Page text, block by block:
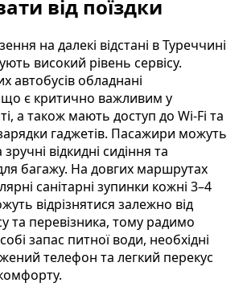
від поїздки
на далекі відстані в Туреччині
високий рівень сервісу.
автобусів обладнані
є критично важливим у
а також мають доступ до Wi-Fi та
гаджетів. Пасажири можуть
відкидні сидіння та
багажу. На довгих маршрутах
санітарні зупинки кожні 3–4
відрізнятися залежно від
та перевізника, тому радимо
запас питної води, необхідні
телефон та легкий перекус